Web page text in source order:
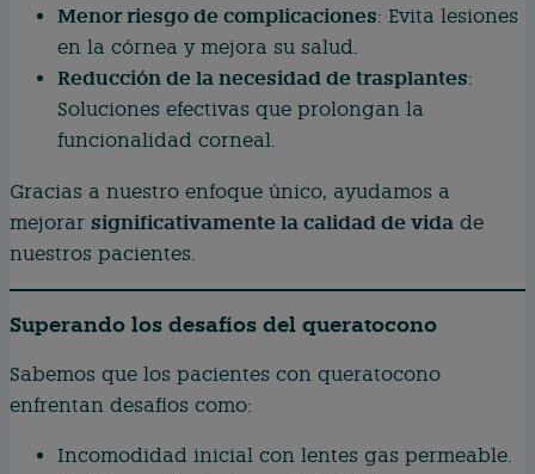
Menor riesgo de complicaciones: Evita lesiones
en la córnea y mejora su salud.
Reducción de la necesidad de trasplantes:
Soluciones efectivas que prolongan la
funcionalidad corneal.
Gracias a nuestro enfoque único, ayudamos a
mejorar significativamente la calidad de vida de
nuestros pacientes.
Superando los desafíos del queratocono
Sabemos que los pacientes con queratocono
enfrentan desafíos como:
Incomodidad inicial con lentes gas permeable.